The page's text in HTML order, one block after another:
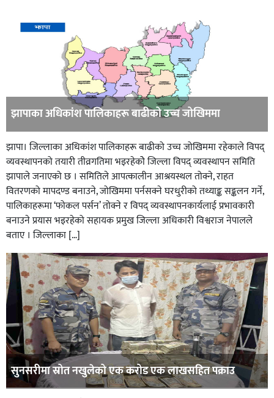
झापाका अधिकांश पालिकाहरू बाढीको उच्च जोखिममा
झापा। जिल्लाका अधिकांश पालिकाहरू बाढीको उच्च जोखिममा रहेकाले विपद्
व्यवस्थापनको तयारी तीव्रगतिमा भइरहेकोे जिल्ला विपद् व्यवस्थापन समिति
झापाले जनाएको छ । समितिले आपत्कालीन आश्रयस्थल तोक्ने, राहत
वितरणको मापदण्ड बनाउने, जोखिममा पर्नसक्ने घरधुरीको तथ्याङ्क सङ्कलन गर्ने,
पालिकाहरूमा ‘फोकल पर्सन’ तोक्ने र विपद् व्यवस्थापनकार्यलाई प्रभावकारी
बनाउने प्रयास भइरहेको सहायक प्रमुख जिल्ला अधिकारी विश्वराज नेपालले
बताए । जिल्लाका […]
सुनसरीमा स्रोत नखुलेको एक करोड एक लाखसहित पक्राउ